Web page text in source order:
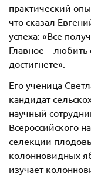
практический
что сказал
успеха: «Все
Главное – любить
достигнете».
Его ученица
кандидат
научный
Всероссийского
селекции
колонновидных
изучает